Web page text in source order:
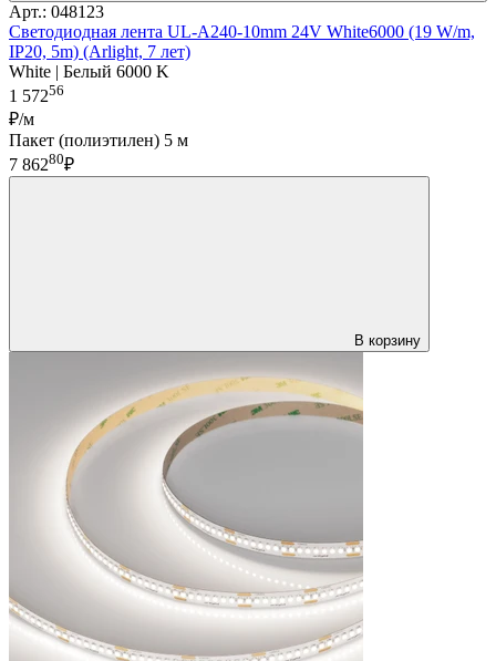
Арт.: 048123
Светодиодная лента UL-A240-10mm 24V White6000 (19 W/m,
IP20, 5m) (Arlight, 7 лет)
White | Белый 6000 K
1 57256
₽/м
Пакет (полиэтилен) 5 м
7 86280₽
В корзину